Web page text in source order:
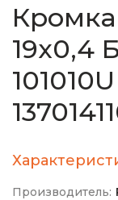
Кромка
19х0,4
Производитель: